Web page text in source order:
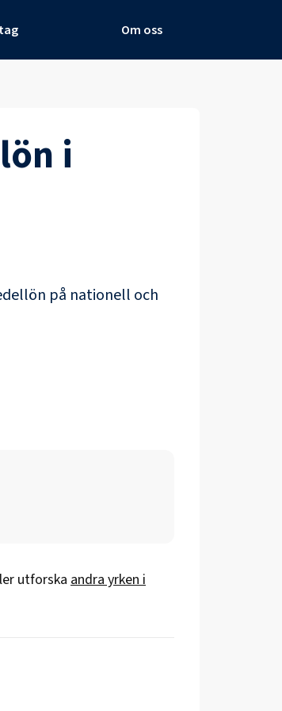
Om oss
lön i
på nationell och
utforskaandra yrken i